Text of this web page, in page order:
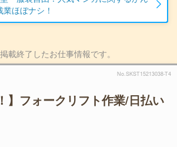
ほぼナシ！
載終了したお仕事情報です。
No.SKST15213038-T4
】フォークリフト作業/日払い